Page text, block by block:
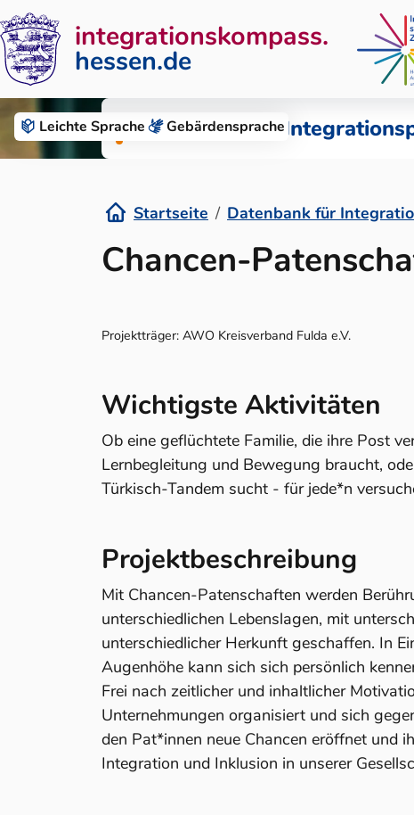
Leichte Sprache Gebärden­sprache
Zum Inhalt springen
integrationskompass.
hessen.de
Datenbank für
Startseite Datenbank für
Details
Chancen-
Projektträger: AWO Kreisverband Fulda e.V.
Wichtigste Aktivitäten
Ob eine geflüchtete Familie, die ihre Post
Lernbegleitung und Bewegung braucht,
Türkisch-Tandem sucht - für jede*n
Projektbeschreibung
Mit Chancen-Patenschaften werden
unterschiedlichen Lebenslagen, mit
unterschiedlicher Herkunft geschaffen. In
Augenhöhe kann sich sich persönlich
Frei nach zeitlicher und inhaltlicher
Unternehmungen organisiert und sich
den Pat*innen neue Chancen eröffnet und
Integration und Inklusion in unserer